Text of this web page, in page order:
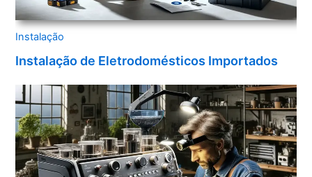
Instalação
Instalação de Eletrodomésticos Importados